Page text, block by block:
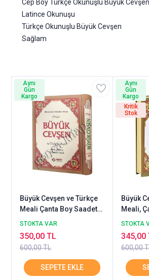
Cep Boy Türkçe Okunuşlu Büyük Cevşen
Latince Okunuşu
Türkçe Okunuşlu Büyük Cevşen
Sağlam
Büyük Cevşen ve Türkçe
Meali Çanta Boy Saadet
Yayınevi
STOKTA VAR
600,00 TL
350,00 TL
Aynı
Gün
Kargo
Büyük
Meali,
STOKTA
600,00
345,00
Aynı
Gün
Kargo
Kritik
Stok